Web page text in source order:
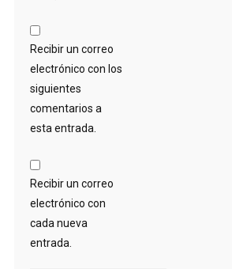
Recibir un correo
electrónico con los
siguientes
comentarios a
esta entrada.
Recibir un correo
electrónico con
cada nueva
entrada.